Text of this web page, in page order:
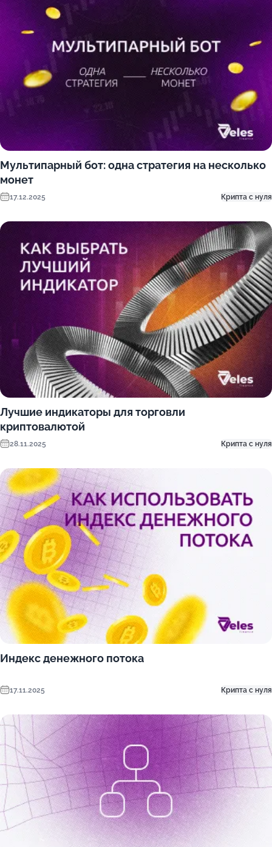
Мультипарный бот: одна стратегия на несколько
монет
17.12.2025 Крипта с нуля
Лучшие индикаторы для торговли
криптовалютой
28.11.2025 Крипта с нуля
Индекс денежного потока
17.11.2025 Крипта с нуля